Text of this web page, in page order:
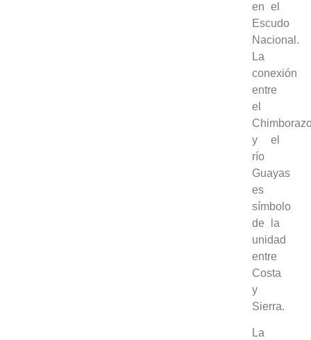
en el
Escudo
Nacional.
La
conexión
entre
el
y el
río
Guayas
es
símbolo
de la
unidad
entre
Costa
y
Sierra.
La